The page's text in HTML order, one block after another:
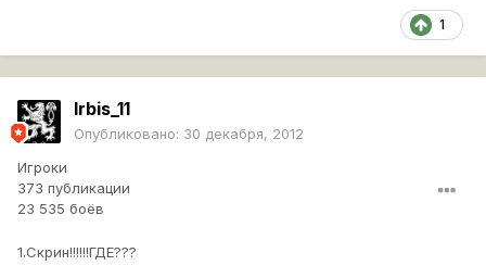
1
Irbis_11
Опубликовано: 30 декабря, 2012
Игроки
373 публикации
23 535 боёв
1.Скрин!!!!!!ГДЕ???